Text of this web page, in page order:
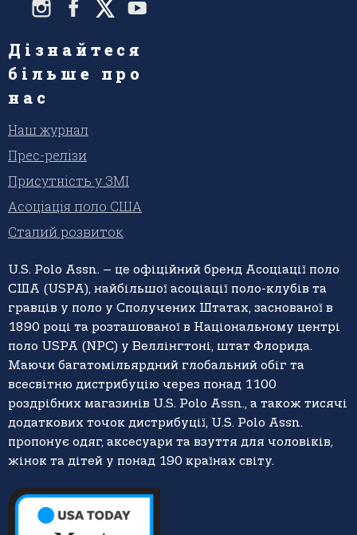
Дізнайтеся
більше про
нас
Наш журнал
Прес-релізи
Присутність у ЗМІ
Асоціація поло США
Сталий розвиток
U.S. Polo Assn. – це офіційний бренд Асоціації поло
США (USPA), найбільшої асоціації поло-клубів та
гравців у поло у Сполучених Штатах, заснованої в
1890 році та розташованої в Національному центрі
поло USPA (NPC) у Веллінгтоні, штат Флорида.
Маючи багатомільярдний глобальний обіг та
всесвітню дистрибуцію через понад 1100
роздрібних магазинів U.S. Polo Assn., а також тисячі
додаткових точок дистрибуції, U.S. Polo Assn.
пропонує одяг, аксесуари та взуття для чоловіків,
жінок та дітей у понад 190 країнах світу.